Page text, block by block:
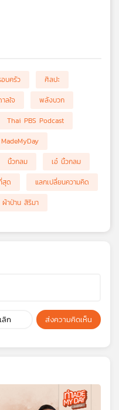
บครัว
ศิลปะ
ลใจ
พลังบวก
Thai PBS Podcast
MadeMyDay
นิ้วกลม
เอ๋ นิ้วกลม
สุด
แลกเปลี่ยนความคิด
ผ้าป่าน สิริมา
ลิก ส่งความคิดเห็น